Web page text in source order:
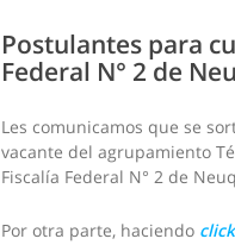
Postulantes para
Federal N° 2 de
Les comunicamos que se
vacante del agrupamiento
Fiscalía Federal N° 2 de
Por otra parte, haciendo